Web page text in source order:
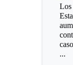
Los
...